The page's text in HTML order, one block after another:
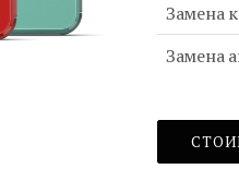
Замена
Замена